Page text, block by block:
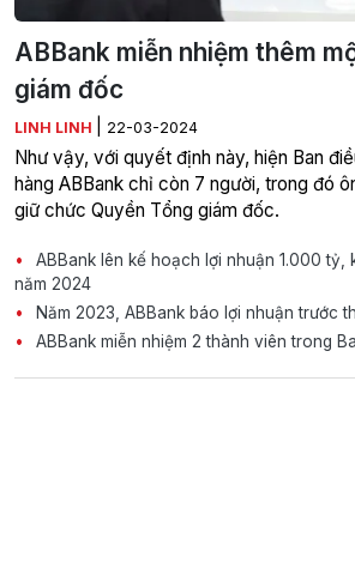
ABBank miễn nhiệm thêm
giám đốc
LINH LINH 22-03-2024
Như vậy, với quyết định này, hiện Ban
hàng ABBank chỉ còn 7 người, trong đó
giữ chức Quyền Tổng giám đốc.
ABBank lên kế hoạch lợi nhuận 1.000 tỷ,
năm 2024
Năm 2023, ABBank báo lợi nhuận trước
ABBank miễn nhiệm 2 thành viên trong